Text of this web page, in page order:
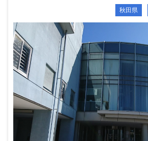
秋田県